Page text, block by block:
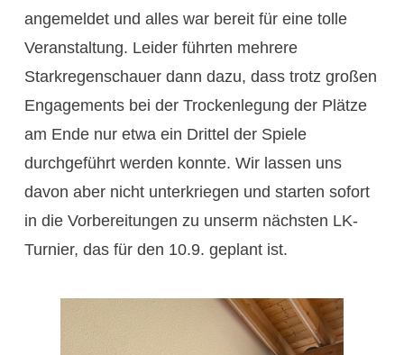
angemeldet und alles war bereit für eine tolle
Veranstaltung. Leider führten mehrere
Starkregenschauer dann dazu, dass trotz großen
Engagements bei der Trockenlegung der Plätze
am Ende nur etwa ein Drittel der Spiele
durchgeführt werden konnte. Wir lassen uns
davon aber nicht unterkriegen und starten sofort
in die Vorbereitungen zu unserm nächsten LK-
Turnier, das für den 10.9. geplant ist.